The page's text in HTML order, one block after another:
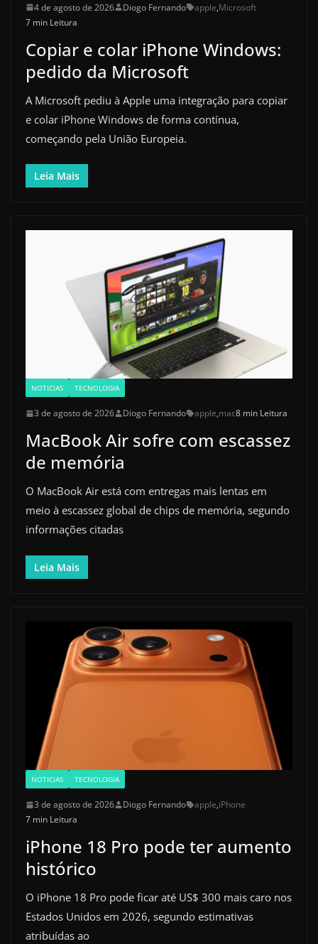
4 de agosto de 2026 Diogo Fernando apple,Microsoft
7 min Leitura
Copiar e colar iPhone Windows:
pedido da Microsoft
A Microsoft pediu à Apple uma integração para copiar
e colar iPhone Windows de forma contínua,
começando pela União Europeia.
Leia Mais
NOTICIAS TECNOLOGIA
3 de agosto de 2026 Diogo Fernando apple,mac8 min Leitura
MacBook Air sofre com escassez
de memória
O MacBook Air está com entregas mais lentas em
meio à escassez global de chips de memória, segundo
informações citadas
Leia Mais
NOTICIAS TECNOLOGIA
3 de agosto de 2026 Diogo Fernando apple,iPhone
7 min Leitura
iPhone 18 Pro pode ter aumento
histórico
O iPhone 18 Pro pode ficar até US$ 300 mais caro nos
Estados Unidos em 2026, segundo estimativas
atribuídas ao